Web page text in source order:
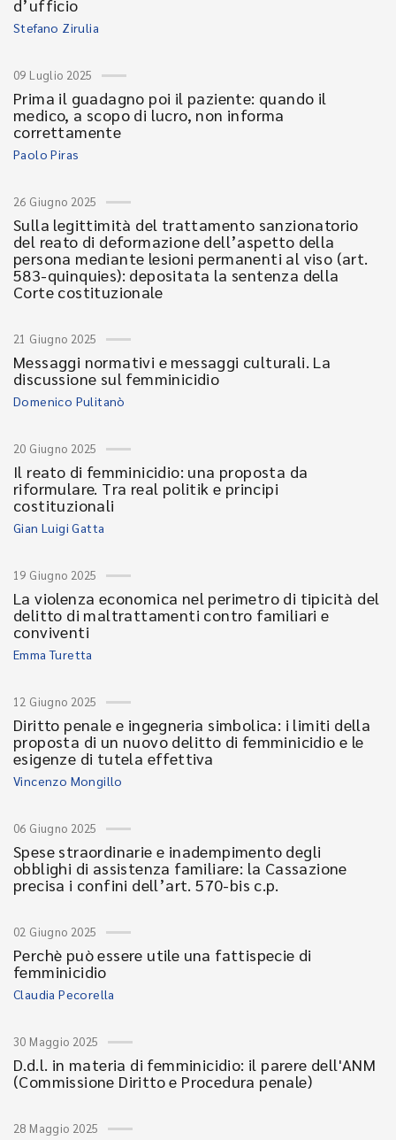
d’ufficio
Stefano Zirulia
09 Luglio 2025
Prima il guadagno poi il paziente: quando il
medico, a scopo di lucro, non informa
correttamente
Paolo Piras
26 Giugno 2025
Sulla legittimità del trattamento sanzionatorio
del reato di deformazione dell’aspetto della
persona mediante lesioni permanenti al viso (art.
583-quinquies): depositata la sentenza della
Corte costituzionale
21 Giugno 2025
Messaggi normativi e messaggi culturali. La
discussione sul femminicidio
Domenico Pulitanò
20 Giugno 2025
Il reato di femminicidio: una proposta da
riformulare. Tra real politik e principi
costituzionali
Gian Luigi Gatta
19 Giugno 2025
La violenza economica nel perimetro di tipicità del
delitto di maltrattamenti contro familiari e
conviventi
Emma Turetta
12 Giugno 2025
Diritto penale e ingegneria simbolica: i limiti della
proposta di un nuovo delitto di femminicidio e le
esigenze di tutela effettiva
Vincenzo Mongillo
06 Giugno 2025
Spese straordinarie e inadempimento degli
obblighi di assistenza familiare: la Cassazione
precisa i confini dell’art. 570-bis c.p.
02 Giugno 2025
Perchè può essere utile una fattispecie di
femminicidio
Claudia Pecorella
30 Maggio 2025
D.d.l. in materia di femminicidio: il parere dell'ANM
(Commissione Diritto e Procedura penale)
28 Maggio 2025